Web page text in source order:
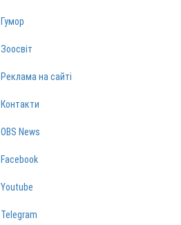
Гумор
Зоосвіт
Реклама на сайті
Контакти
OBS News
Facebook
Youtube
Telegram